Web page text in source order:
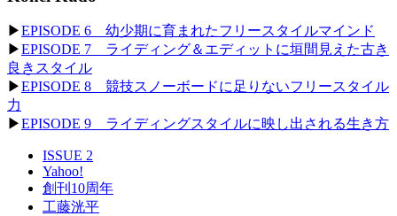
▶EPISODE 6 幼少期に育まれたフリースタイルマインド
▶EPISODE 7 ライディング＆エディットに垣間見えた古き
良きスタイル
▶EPISODE 8 競技スノーボードに足りないフリースタイル
力
▶EPISODE 9 ライディングスタイルに映し出される生き方
ISSUE 2
Yahoo!
創刊10周年
工藤洸平